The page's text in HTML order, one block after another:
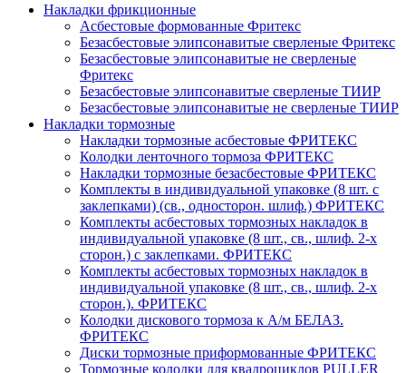
Накладки фрикционные
Асбестовые формованные Фритекс
Безасбестовые элипсонавитые сверленые Фритекс
Безасбестовые элипсонавитые не сверленые
Фритекс
Безасбестовые элипсонавитые сверленые ТИИР
Безасбестовые элипсонавитые не сверленые ТИИР
Накладки тормозные
Накладки тормозные асбестовые ФРИТЕКС
Колодки ленточного тормоза ФРИТЕКС
Накладки тормозные безасбестовые ФРИТЕКС
Комплекты в индивидуальной упаковке (8 шт. с
заклепками) (св., односторон. шлиф.) ФРИТЕКС
Комплекты асбестовых тормозных накладок в
индивидуальной упаковке (8 шт., св., шлиф. 2-х
сторон.) c заклепками. ФРИТЕКС
Комплекты асбестовых тормозных накладок в
индивидуальной упаковке (8 шт., св., шлиф. 2-х
сторон.). ФРИТЕКС
Колодки дискового тормоза к А/м БЕЛАЗ.
ФРИТЕКС
Диски тормозные приформованные ФРИТЕКС
Тормозные колодки для квадроциклов PULLER